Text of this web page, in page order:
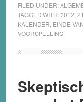
FILED UNDER:
TAGGED WITH:2012
KALENDER EINDE
VOORSPELLING